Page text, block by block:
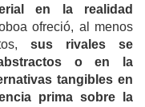
en la realidad
ofreció, al menos
sus rivales se
o en la
tangibles en
prima sobre la